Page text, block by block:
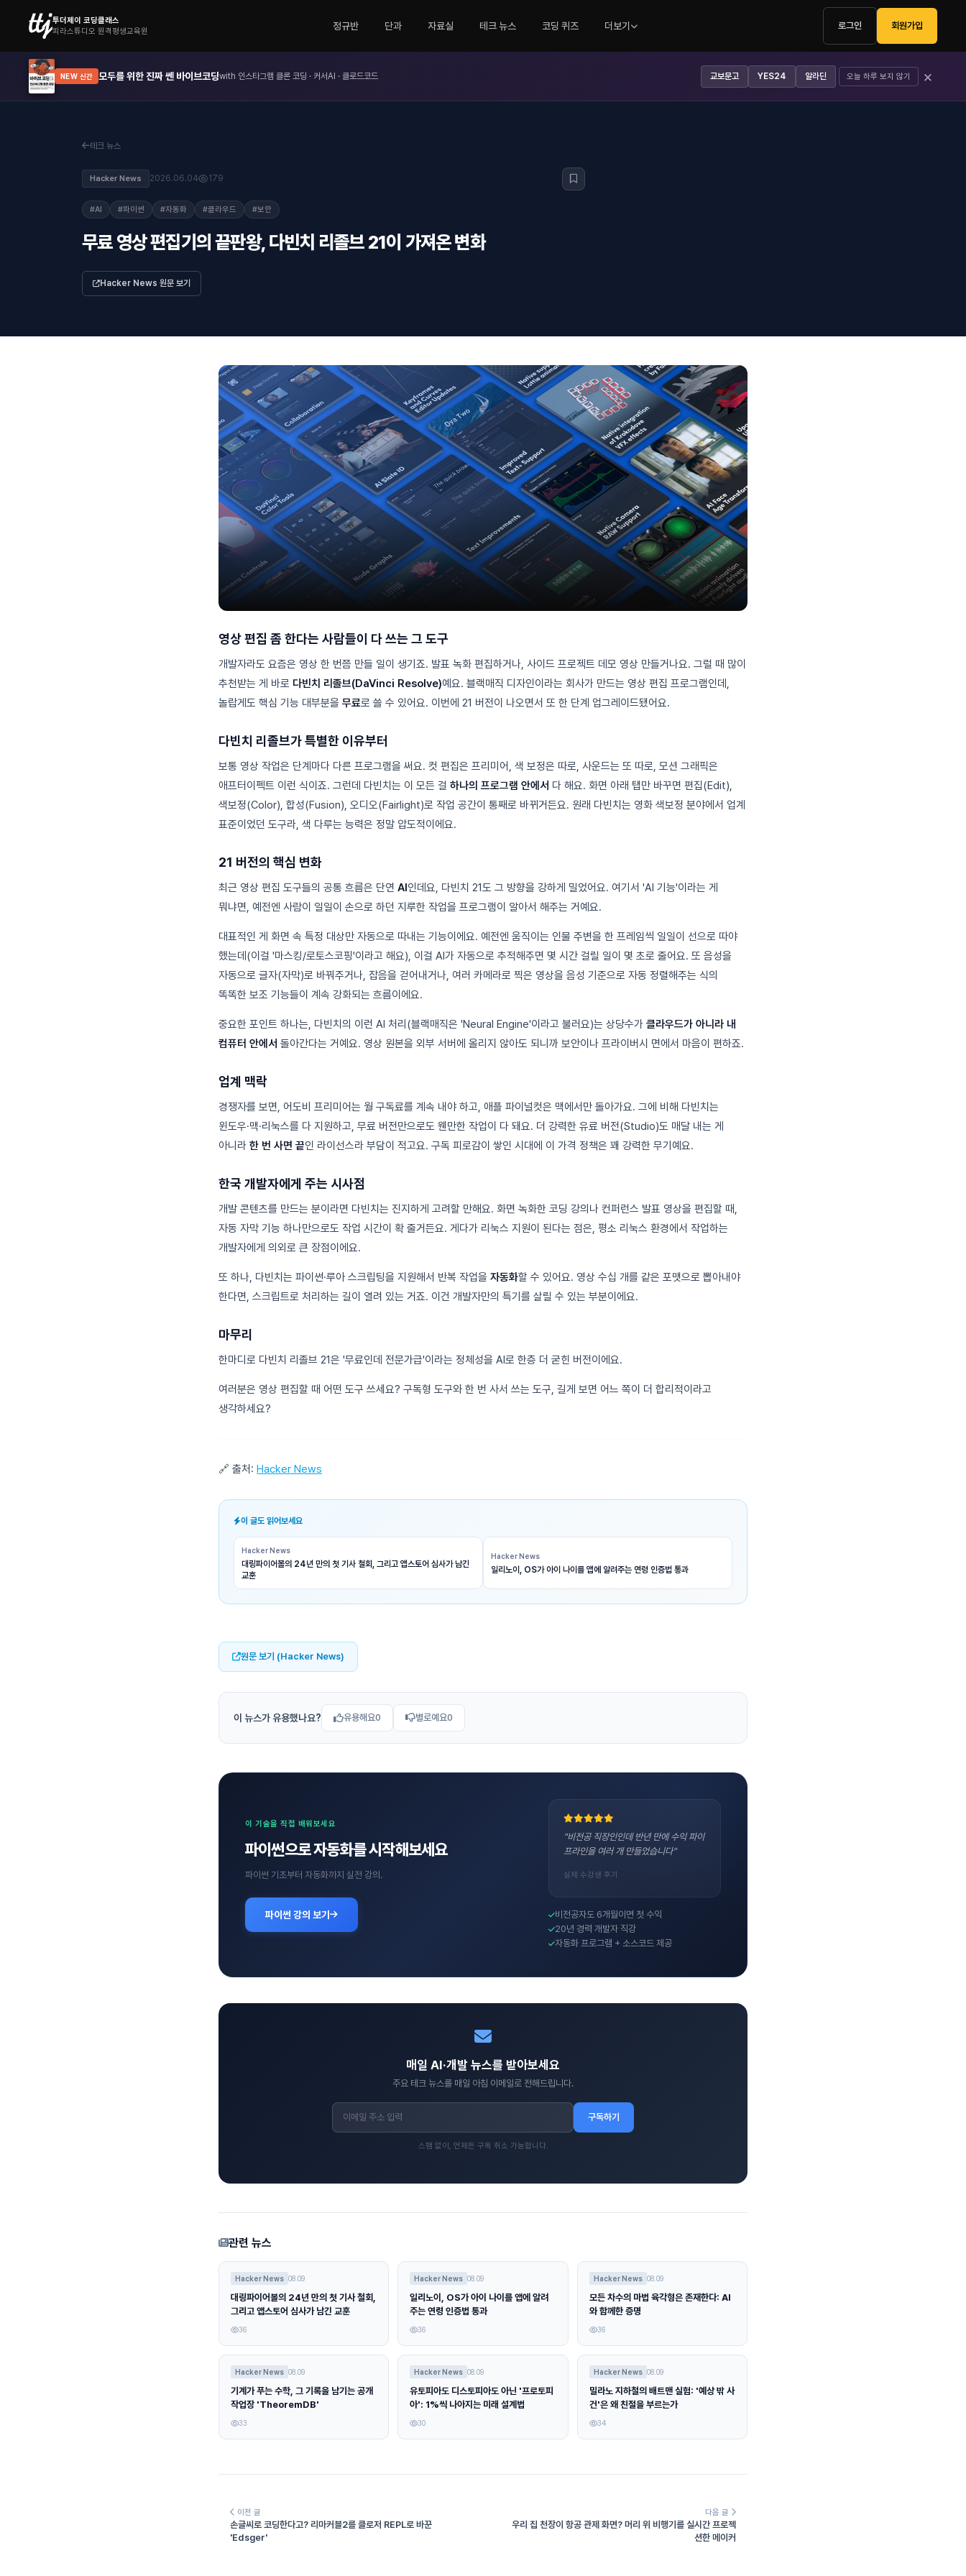
투더제이 코딩클래스
피라스튜디오 원격평생교육원
정규반 단과 자료실 테크 뉴스 코딩 퀴즈 더보기 로그인 회원가입
NEW 신간 모두를 위한 진짜 쎈 바이브코딩with 인스타그램 클론 코딩 · 커서AI · 클로드코드 교보문고 YES24 알라딘 오늘 하루 보지 않기 ×
테크 뉴스
Hacker News 2026.06.04 179
#AI #파이썬 #자동화 #클라우드 #보안
무료 영상 편집기의 끝판왕, 다빈치 리졸브 21이 가져온 변화
Hacker News 원문 보기
영상 편집 좀 한다는 사람들이 다 쓰는 그 도구
개발자라도 요즘은 영상 한 번쯤 만들 일이 생기죠. 발표 녹화 편집하거나, 사이드 프로젝트 데모 영상 만들거나요. 그럴 때 많이
추천받는 게 바로 다빈치 리졸브(DaVinci Resolve)예요. 블랙매직 디자인이라는 회사가 만드는 영상 편집 프로그램인데,
놀랍게도 핵심 기능 대부분을 무료로 쓸 수 있어요. 이번에 21 버전이 나오면서 또 한 단계 업그레이드됐어요.
다빈치 리졸브가 특별한 이유부터
보통 영상 작업은 단계마다 다른 프로그램을 써요. 컷 편집은 프리미어, 색 보정은 따로, 사운드는 또 따로, 모션 그래픽은
애프터이펙트 이런 식이죠. 그런데 다빈치는 이 모든 걸 하나의 프로그램 안에서 다 해요. 화면 아래 탭만 바꾸면 편집(Edit),
색보정(Color), 합성(Fusion), 오디오(Fairlight)로 작업 공간이 통째로 바뀌거든요. 원래 다빈치는 영화 색보정 분야에서 업계
표준이었던 도구라, 색 다루는 능력은 정말 압도적이에요.
21 버전의 핵심 변화
최근 영상 편집 도구들의 공통 흐름은 단연 AI인데요, 다빈치 21도 그 방향을 강하게 밀었어요. 여기서 'AI 기능'이라는 게
뭐냐면, 예전엔 사람이 일일이 손으로 하던 지루한 작업을 프로그램이 알아서 해주는 거예요.
대표적인 게 화면 속 특정 대상만 자동으로 따내는 기능이에요. 예전엔 움직이는 인물 주변을 한 프레임씩 일일이 선으로 따야
했는데(이걸 '마스킹/로토스코핑'이라고 해요), 이걸 AI가 자동으로 추적해주면 몇 시간 걸릴 일이 몇 초로 줄어요. 또 음성을
자동으로 글자(자막)로 바꿔주거나, 잡음을 걷어내거나, 여러 카메라로 찍은 영상을 음성 기준으로 자동 정렬해주는 식의
똑똑한 보조 기능들이 계속 강화되는 흐름이에요.
중요한 포인트 하나는, 다빈치의 이런 AI 처리(블랙매직은 'Neural Engine'이라고 불러요)는 상당수가 클라우드가 아니라 내
컴퓨터 안에서 돌아간다는 거예요. 영상 원본을 외부 서버에 올리지 않아도 되니까 보안이나 프라이버시 면에서 마음이 편하죠.
업계 맥락
경쟁자를 보면, 어도비 프리미어는 월 구독료를 계속 내야 하고, 애플 파이널컷은 맥에서만 돌아가요. 그에 비해 다빈치는
윈도우·맥·리눅스를 다 지원하고, 무료 버전만으로도 웬만한 작업이 다 돼요. 더 강력한 유료 버전(Studio)도 매달 내는 게
아니라 한 번 사면 끝인 라이선스라 부담이 적고요. 구독 피로감이 쌓인 시대에 이 가격 정책은 꽤 강력한 무기예요.
한국 개발자에게 주는 시사점
개발 콘텐츠를 만드는 분이라면 다빈치는 진지하게 고려할 만해요. 화면 녹화한 코딩 강의나 컨퍼런스 발표 영상을 편집할 때,
자동 자막 기능 하나만으로도 작업 시간이 확 줄거든요. 게다가 리눅스 지원이 된다는 점은, 평소 리눅스 환경에서 작업하는
개발자에게 의외로 큰 장점이에요.
또 하나, 다빈치는 파이썬·루아 스크립팅을 지원해서 반복 작업을 자동화할 수 있어요. 영상 수십 개를 같은 포맷으로 뽑아내야
한다면, 스크립트로 처리하는 길이 열려 있는 거죠. 이건 개발자만의 특기를 살릴 수 있는 부분이에요.
마무리
한마디로 다빈치 리졸브 21은 '무료인데 전문가급'이라는 정체성을 AI로 한층 더 굳힌 버전이에요.
여러분은 영상 편집할 때 어떤 도구 쓰세요? 구독형 도구와 한 번 사서 쓰는 도구, 길게 보면 어느 쪽이 더 합리적이라고
생각하세요?
🔗 출처: Hacker News
이 글도 읽어보세요
Hacker News
대링파이어볼의 24년 만의 첫 기사 철회, 그리고 앱스토어 심사가 남긴
교훈
Hacker News
일리노이, OS가 아이 나이를 앱에 알려주는 연령 인증법 통과
원문 보기 (Hacker News)
이 뉴스가 유용했나요? 유용해요0 별로예요0
이 기술을 직접 배워보세요
파이썬으로 자동화를 시작해보세요
파이썬 기초부터 자동화까지 실전 강의.
파이썬 강의 보기
"비전공 직장인인데 반년 만에 수익 파이
프라인을 여러 개 만들었습니다"
실제 수강생 후기
비전공자도 6개월이면 첫 수익
20년 경력 개발자 직강
자동화 프로그램 + 소스코드 제공
매일 AI·개발 뉴스를 받아보세요
주요 테크 뉴스를 매일 아침 이메일로 전해드립니다.
구독하기
스팸 없이, 언제든 구독 취소 가능합니다.
관련 뉴스
Hacker News 08.09
대링파이어볼의 24년 만의 첫 기사 철회,
그리고 앱스토어 심사가 남긴 교훈
36
Hacker News 08.09
일리노이, OS가 아이 나이를 앱에 알려
주는 연령 인증법 통과
36
Hacker News 08.09
모든 차수의 마법 육각형은 존재한다: AI
와 함께한 증명
36
Hacker News 08.09
기계가 푸는 수학, 그 기록을 남기는 공개
작업장 'TheoremDB'
33
Hacker News 08.09
유토피아도 디스토피아도 아닌 '프로토피
아': 1%씩 나아지는 미래 설계법
30
Hacker News 08.09
밀라노 지하철의 배트맨 실험: '예상 밖 사
건'은 왜 친절을 부르는가
34
이전 글
손글씨로 코딩한다고? 리마커블2를 클로저 REPL로 바꾼
'Edsger'
다음 글
우리 집 천장이 항공 관제 화면? 머리 위 비행기를 실시간 프로젝
션한 메이커